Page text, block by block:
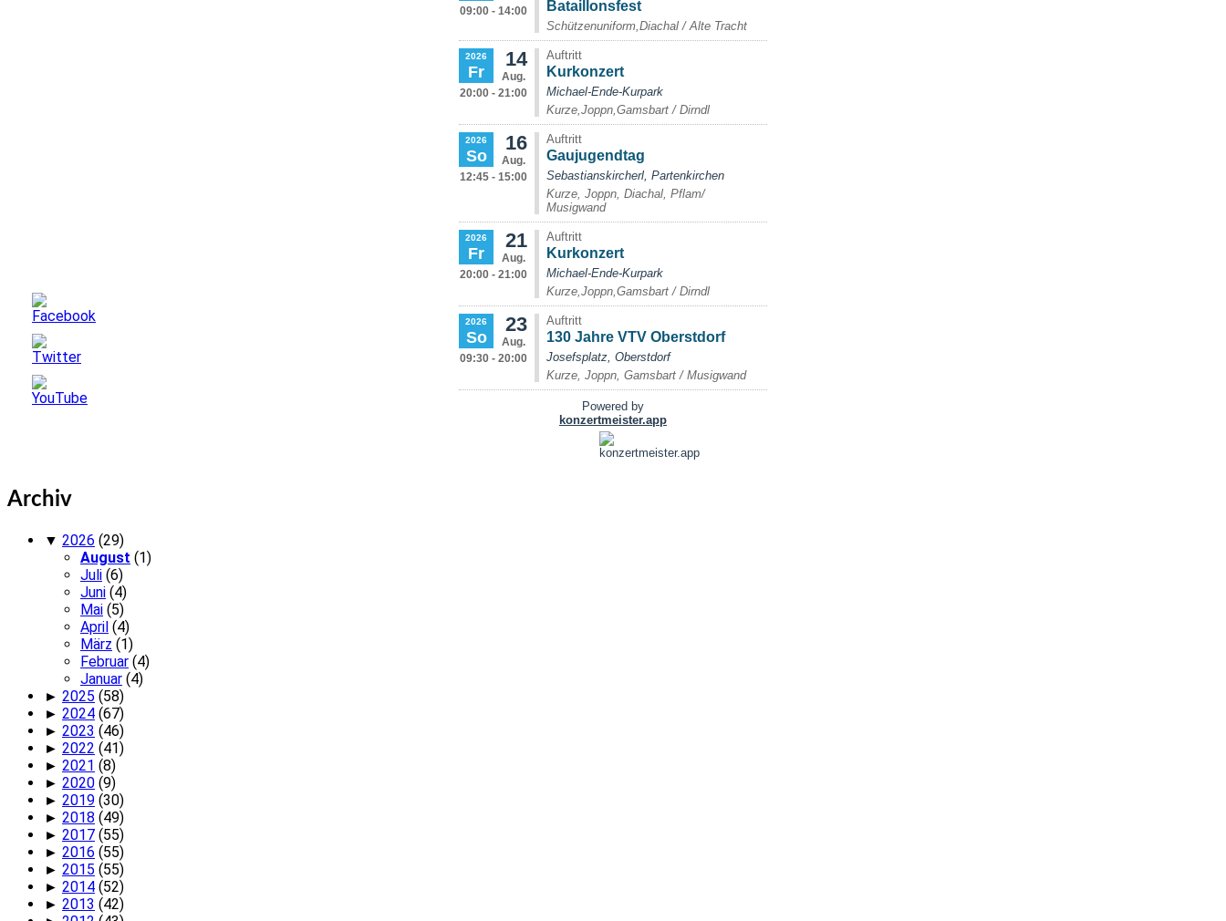
Archiv
▼ 2026 (29)
August (1)
Juli (6)
Juni (4)
Mai (5)
April (4)
März (1)
Februar (4)
Januar (4)
► 2025 (58)
► 2024 (67)
► 2023 (46)
► 2022 (41)
► 2021 (8)
► 2020 (9)
► 2019 (30)
► 2018 (49)
► 2017 (55)
► 2016 (55)
► 2015 (55)
► 2014 (52)
► 2013 (42)